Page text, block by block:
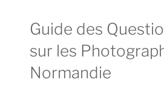
Guide des
sur les
Normandie